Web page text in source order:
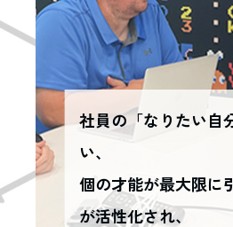
社員の「なりたい自
い、
個の才能が最大限に
が活性化され、